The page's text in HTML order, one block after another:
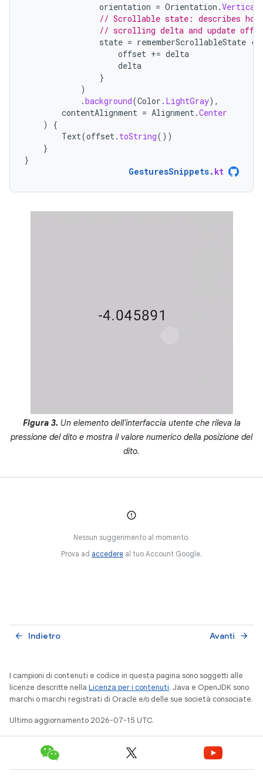
orientation = Orientation .Vertical
// Scrollable state: describes how
// scrolling delta and update
state = rememberScrollableState {
offset += delta
delta
}
)
.background(Color . LightGray),
contentAlignment = Alignment.Center
)
{
Text(offset. toString())
}
}
GesturesSnippets. kt
Figura 3. Un elemento dell'interfaccia utente che rileva la
pressione del dito e mostra il valore numerico della posizione del
dito.
Nessun suggerimento al momento.
Prova ad accedere al tuo Account Google.
Indietro
arrow_back Avanti arrow_forward
I campioni di contenuti e codice in questa pagina sono soggetti alle
licenze descritte nella Licenza per i contenuti. Java e OpenJDK sono
marchi o marchi registrati di Oracle e/o delle sue società consociate.
Ultimo aggiornamento 2026-07-15 UTC.